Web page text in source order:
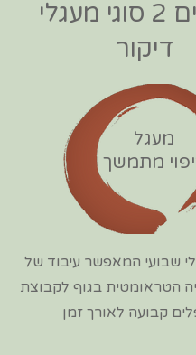
מציעים 2 סוגי מעגלי
דיקור
מעגל
מתמשך
שבועי המאפשר עיבוד של
הטראומטית בגוף לקבוצת
קבועה לאורך זמן